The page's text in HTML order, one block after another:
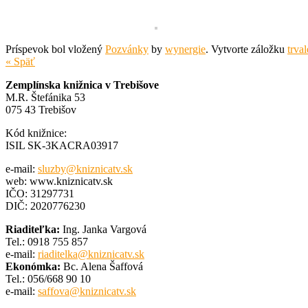
Príspevok bol vložený Pozvánky by wynergie. Vytvorte záložku
« Späť
Zemplínska knižnica v Trebišove
M.R. Štefánika 53
075 43 Trebišov
Kód knižnice:
ISIL SK-3KACRA03917
e-mail: sluzby@kniznicatv.sk
web: www.kniznicatv.sk
IČO: 31297731
DIČ: 2020776230
Riaditeľka: Ing. Janka Vargová
Tel.: 0918 755 857
e-mail: riaditelka@kniznicatv.sk
Ekonómka: Bc. Alena Šaffová
Tel.: 056/668 90 10
e-mail: saffova@kniznicatv.sk